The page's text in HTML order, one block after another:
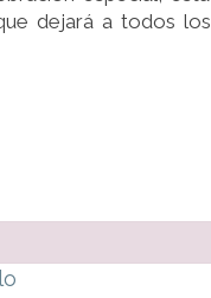
dejará a todos los